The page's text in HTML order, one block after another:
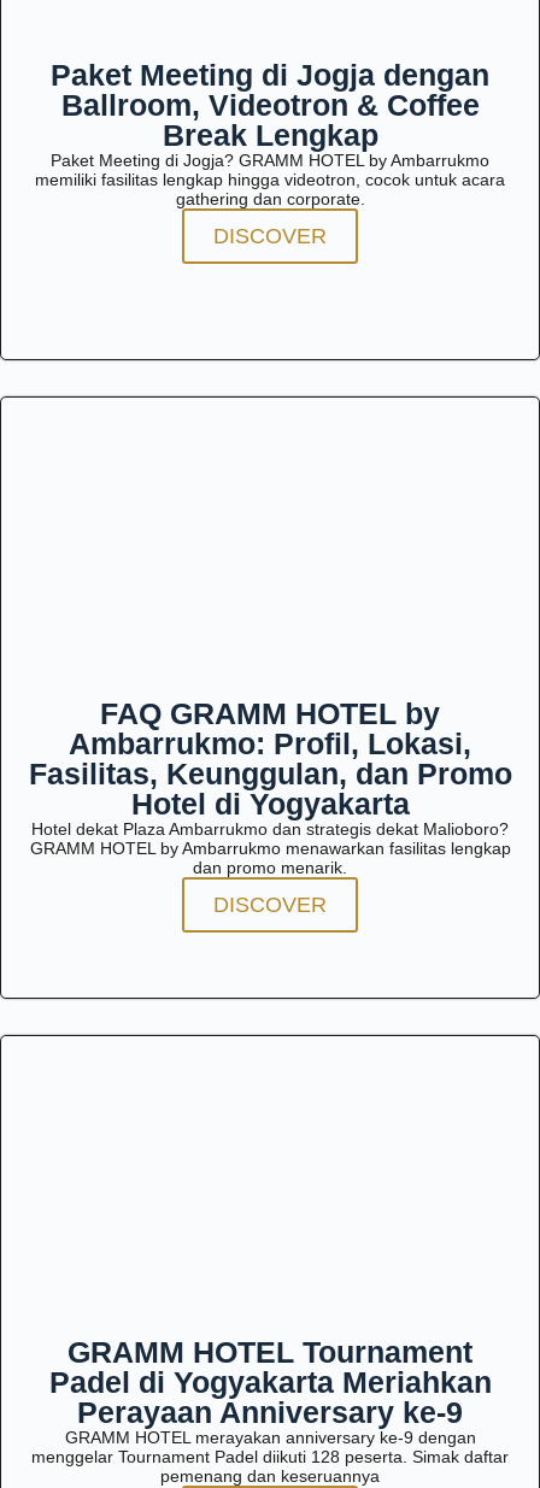
Paket Meeting di Jogja dengan
Ballroom, Videotron & Coffee
Break Lengkap
Paket Meeting di Jogja? GRAMM HOTEL by Ambarrukmo
memiliki fasilitas lengkap hingga videotron, cocok untuk acara
gathering dan corporate.
DISCOVER
FAQ GRAMM HOTEL by
Ambarrukmo: Profil, Lokasi,
Fasilitas, Keunggulan, dan Promo
Hotel di Yogyakarta
Hotel dekat Plaza Ambarrukmo dan strategis dekat Malioboro?
GRAMM HOTEL by Ambarrukmo menawarkan fasilitas lengkap
dan promo menarik.
DISCOVER
GRAMM HOTEL Tournament
Padel di Yogyakarta Meriahkan
Perayaan Anniversary ke-9
GRAMM HOTEL merayakan anniversary ke-9 dengan
menggelar Tournament Padel diikuti 128 peserta. Simak daftar
pemenang dan keseruannya